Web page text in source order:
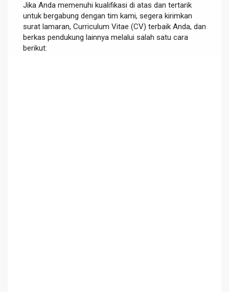
Jika Anda memenuhi kualifikasi di atas dan tertarik
untuk bergabung dengan tim kami, segera kirimkan
surat lamaran, Curriculum Vitae (CV) terbaik Anda, dan
berkas pendukung lainnya melalui salah satu cara
berikut: